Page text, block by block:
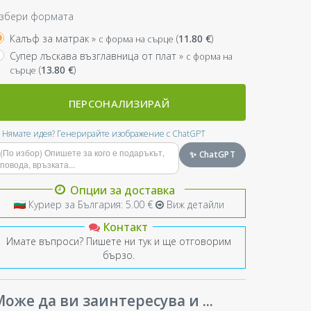
формата
Калъф за матрак » с форма на сърце (11.80 €)
Супер лъскава възглавница от плат » с форма на
сърце (13.80 €)
ПЕРСОНАЛИЗИРАЙ
Нямате идея? Генерирайте изображение с ChatGPT
✨ ChatGPT
Опции за доставка
Куриер за България: 5.00 € Виж детайли
Контакт
Имате въпроси? Пишете ни тук и ще отговорим
бързо.
да ви заинтересува и ...